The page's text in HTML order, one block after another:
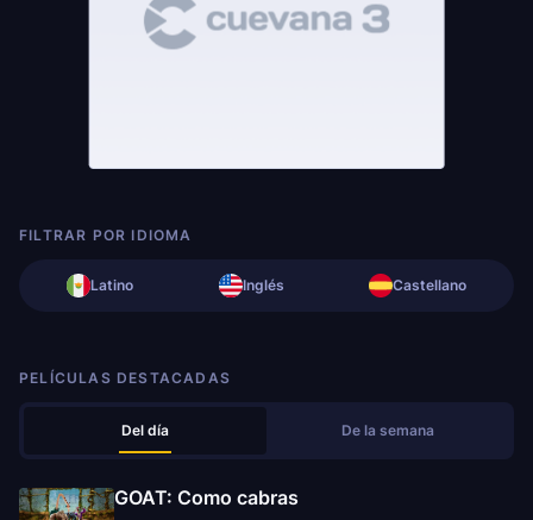
FILTRAR POR IDIOMA
Latino Inglés Castellano
PELÍCULAS DESTACADAS
Del día De la semana
GOAT: Como cabras